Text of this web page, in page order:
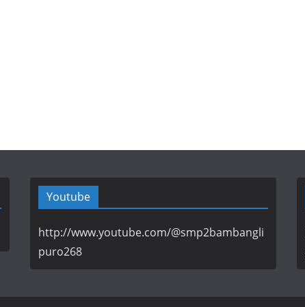
Youtube
http://www.youtube.com/@smp2bambangli
puro268